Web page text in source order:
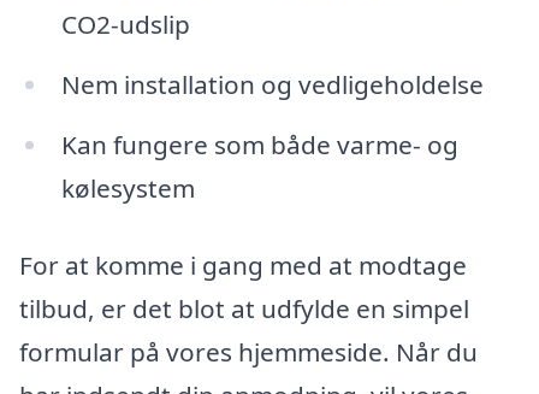
CO2-udslip
Nem installation og vedligeholdelse
Kan fungere som både varme- og
kølesystem
For at komme i gang med at modtage
tilbud, er det blot at udfylde en simpel
formular på vores hjemmeside. Når du